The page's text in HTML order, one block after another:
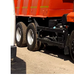
Цена по